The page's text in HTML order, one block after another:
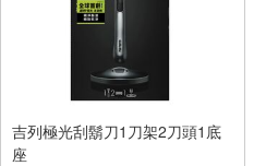
吉列極光刮鬍刀1刀架2刀頭1底
座